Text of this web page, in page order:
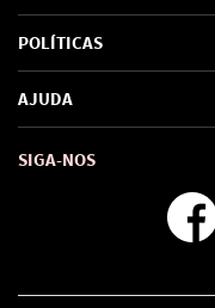
Sobre Nós
Marcas
SAC de marcas
Como comprar
POLÍTICAS
Política de Privacidade
Troca e Devoluções
Formas de Pagamento
Regra de Frete Grátis
AJUDA
SIGA-NOS